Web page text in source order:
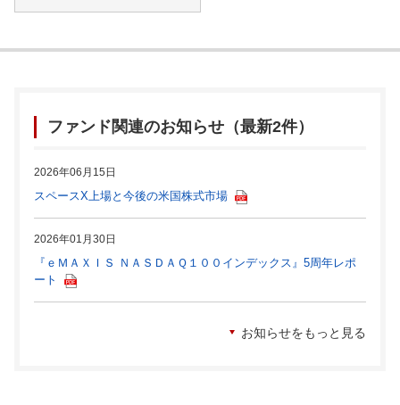
ファンド関連のお知らせ（最新2件）
2026年06月15日
スペースX上場と今後の米国株式市場
2026年01月30日
『ｅＭＡＸＩＳ ＮＡＳＤＡＱ１００インデックス』5周年レポ
ート
お知らせをもっと見る